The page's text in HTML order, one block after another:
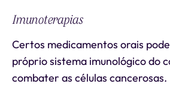
Imunoterapias
Certos medicamentos orais
próprio sistema imunológico do
combater as células cancerosas.